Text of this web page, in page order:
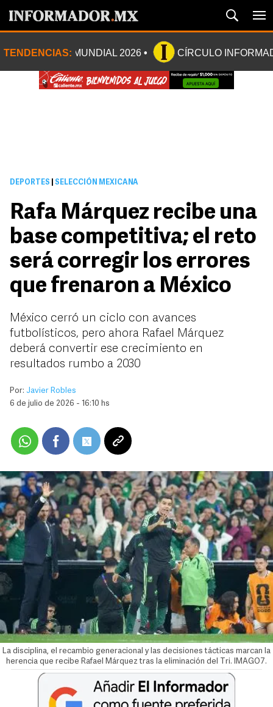
TENDENCIAS: MUNDIAL 2026 CÍRCULO
DEPORTES SELECCIÓN MEXICANA
Rafa Márquez recibe una
base competitiva; el reto
será corregir los errores
que frenaron a México
México cerró un ciclo con avances
futbolísticos, pero ahora Rafael Márquez
deberá convertir ese crecimiento en
resultados rumbo a 2030
Por: Javier Robles
6 de julio de 2026 - 16:10 hs
La disciplina, el recambio generacional y las decisiones tácticas marcan la
herencia que recibe Rafael Márquez tras la eliminación del Tri. IMAGO7.